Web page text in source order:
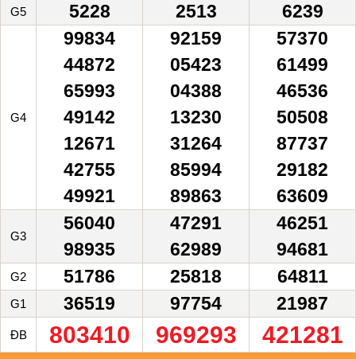
G5 5228 2513 6239
G4
99834
44872
65993
49142
12671
42755
49921
92159
05423
04388
13230
31264
85994
89863
57370
61499
46536
50508
87737
29182
63609
G3
56040
98935
47291
62989
46251
94681
G2 51786 25818 64811
G1 36519 97754 21987
ĐB 803410 969293 421281